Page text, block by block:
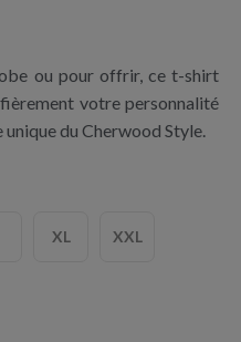
ou pour offrir, ce t-shirt
votre personnalité
du Cherwood Style.
XL XXL